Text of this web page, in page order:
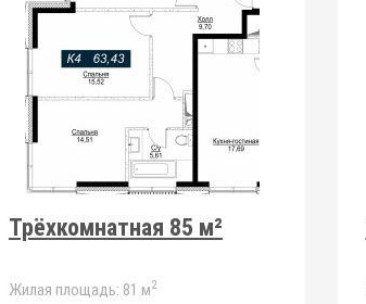
Трёхкомнатная 85 м²
Жилая площадь: 81 м2